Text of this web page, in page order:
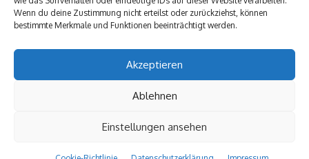
Wenn du deine Zustimmung nicht erteilst oder zurückziehst, können
bestimmte Merkmale und Funktionen beeinträchtigt werden.
Akzeptieren
Ablehnen
Einstellungen ansehen
© 2026 Die Prellböcke